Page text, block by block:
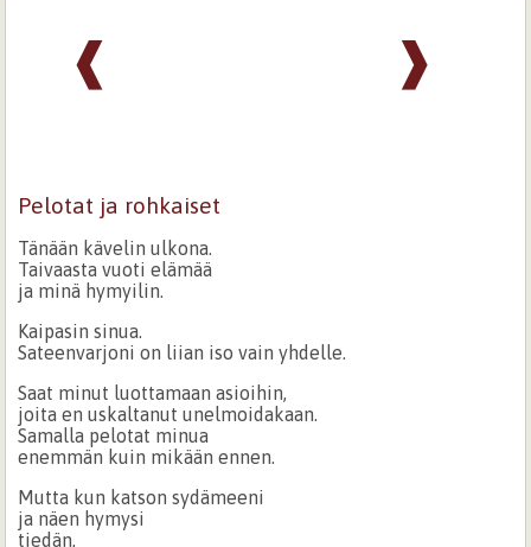
❱
❰
Pelotat ja rohkaiset
Tänään kävelin ulkona.
Taivaasta vuoti elämää
ja minä hymyilin.
Kaipasin sinua.
Sateenvarjoni on liian iso vain yhdelle.
Saat minut luottamaan asioihin,
joita en uskaltanut unelmoidakaan.
Samalla pelotat minua
enemmän kuin mikään ennen.
Mutta kun katson sydämeeni
ja näen hymysi
tiedän,